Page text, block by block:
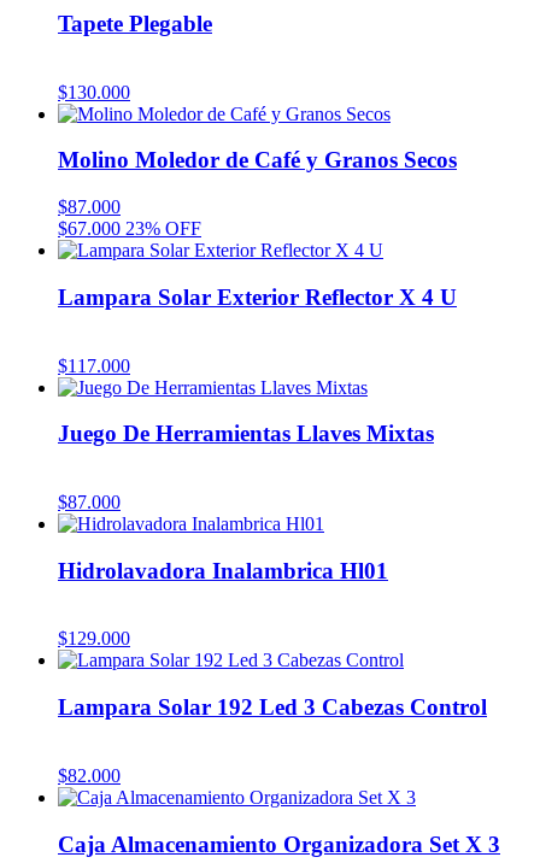
Tapete Plegable
$130.000
Molino Moledor de Café y Granos Secos
$87.000
$67.000 23% OFF
Lampara Solar Exterior Reflector X 4 U
$117.000
Juego De Herramientas Llaves Mixtas
$87.000
Hidrolavadora Inalambrica Hl01
$129.000
Lampara Solar 192 Led 3 Cabezas Control
$82.000
Caja Almacenamiento Organizadora Set X 3